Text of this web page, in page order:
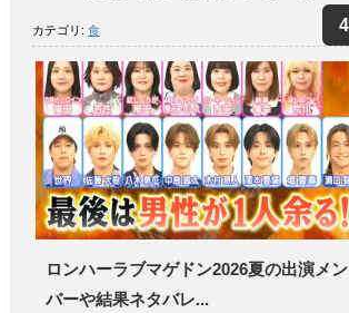
カテゴリ: 食
ロンハーラブマゲドン2026夏の出演メン
バーや結果ネタバレ...